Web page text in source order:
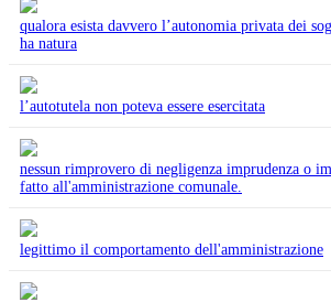
qualora esista davvero l’autonomia privata dei
ha natura
l’autotutela non poteva essere esercitata
nessun rimprovero di negligenza imprudenza o
fatto all'amministrazione comunale.
legittimo il comportamento dell'amministrazione